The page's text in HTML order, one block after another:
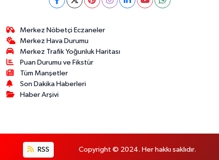
Merkez Nöbetçi Eczaneler
Merkez Hava Durumu
Merkez Trafik Yoğunluk Haritası
Puan Durumu ve Fikstür
Tüm Manşetler
Son Dakika Haberleri
Haber Arşivi
RSS Copyright © 2024. Her hakkı saklıdır.